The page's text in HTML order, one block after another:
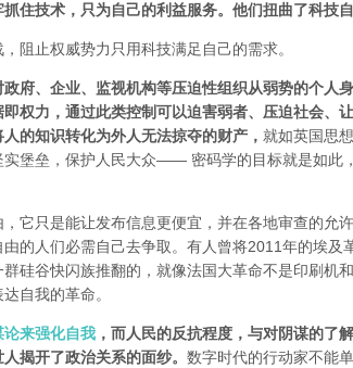
住技术，只为自己的利益服务。他们扭曲了科技
阻止权威势力只用科技满足自己的需求。
府、企业、监视机构等压迫性组织从弱势的个人
权力，通过此类控制可以迫害弱者、压迫社会、
的知识转化为外人无法掠夺的财产 ， 就如英国思
实堡垒，保护人民大众—— 密码学的目标就是如此
它只是能让发布信息更便宜，并在各地审查的允
的人们必需自己去争取。有人曾将2011年的埃及
硅谷快闪族推翻的，就像法国大革命不是印刷机
自我的革命。
论来强化自我 ，而人民的反抗程度，与对阴谋的了
揭开了政治关系的面纱。 数字时代的行动家不能